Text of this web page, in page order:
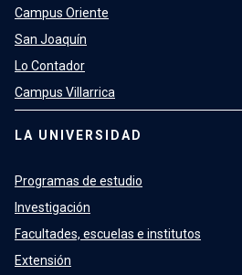
Campus Oriente
San Joaquín
Lo Contador
Campus Villarrica
LA UNIVERSIDAD
Programas de estudio
Investigación
Facultades, escuelas e institutos
Extensión